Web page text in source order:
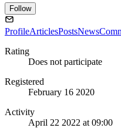
Follow
ProfileArticlesPostsNews
Rating
Does not participate
Registered
February 16 2020
Activity
April 22 2022 at 09:00